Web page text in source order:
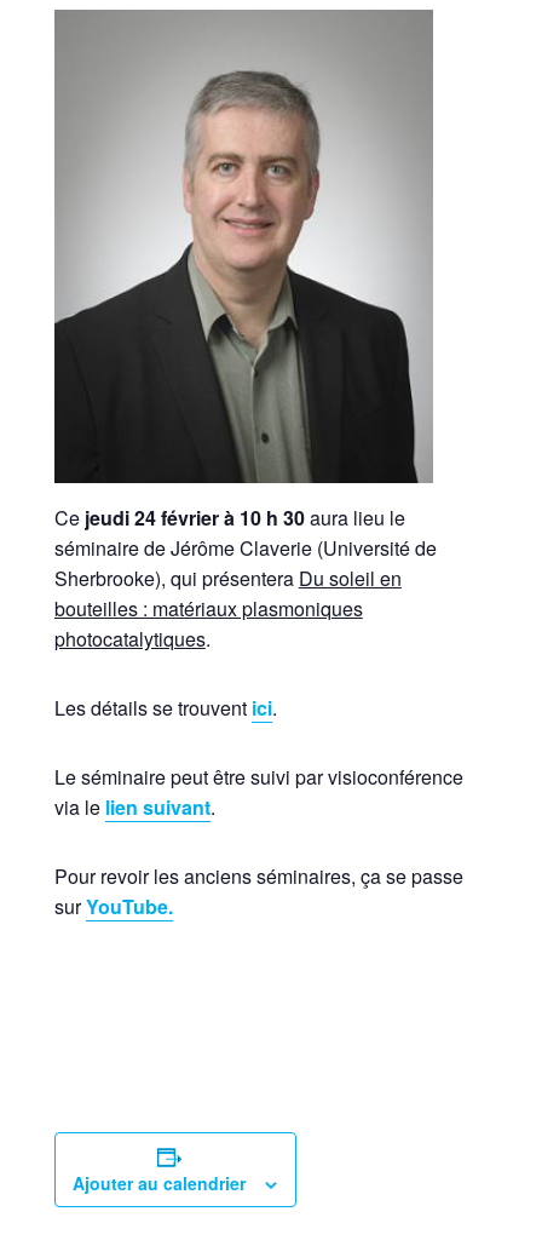
Ce jeudi 24 février à 10 h 30aura lieu le
séminaire de Jérôme Claverie (Université de
Sherbrooke), qui présentera Du soleil en
bouteilles : matériaux plasmoniques
photocatalytiques.
Les détails se trouvent ici.
Le séminaire peut être suivi par visioconférence
via le lien suivant.
Pour revoir les anciens séminaires, ça se passe
surYouTube.
Ajouter au calendrier